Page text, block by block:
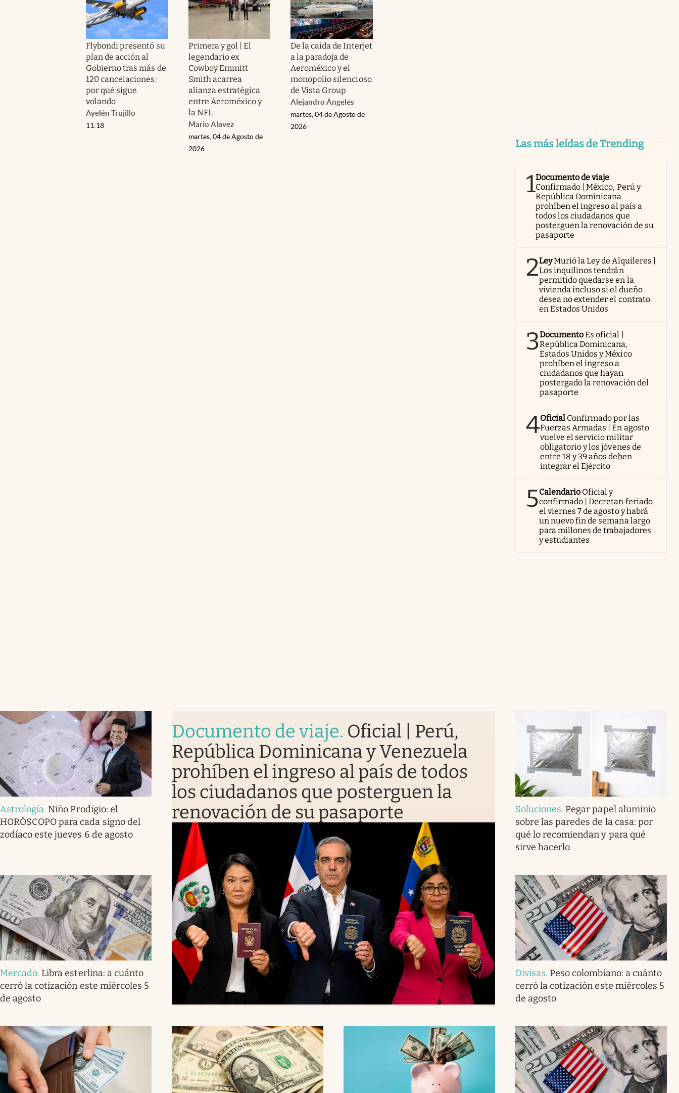
Flybondi presentó su
plan de acción al
Gobierno tras más de
120 cancelaciones:
por qué sigue
volando
Ayelén Trujillo
11:18
Primera y gol | El
legendario ex
Cowboy Emmitt
Smith acarrea
alianza estratégica
entre Aeroméxico y
la NFL
Mario Alavez
martes, 04 de Agosto de
2026
De la caída de Interjet
a la paradoja de
Aeroméxico y el
monopolio silencioso
de Vista Group
Alejandro Ángeles
martes, 04 de Agosto de
2026
Las más leídas de Trending
1Documento de viaje
Confirmado | México, Perú y
República Dominicana
prohíben el ingreso al país a
todos los ciudadanos que
posterguen la renovación de su
pasaporte
2LeyMurió la Ley de Alquileres |
Los inquilinos tendrán
permitido quedarse en la
vivienda incluso si el dueño
desea no extender el contrato
en Estados Unidos
3DocumentoEs oficial |
República Dominicana,
Estados Unidos y México
prohíben el ingreso a
ciudadanos que hayan
postergado la renovación del
pasaporte
4Oficial Confirmado por las
Fuerzas Armadas | En agosto
vuelve el servicio militar
obligatorio y los jóvenes de
entre 18 y 39 años deben
integrar el Ejército
5Calendario Oficial y
confirmado | Decretan feriado
el viernes 7 de agosto y habrá
un nuevo fin de semana largo
para millones de trabajadores
y estudiantes
Astrología. Niño Prodigio: el
HORÓSCOPO para cada signo del
zodíaco este jueves 6 de agosto
Documento de viaje. Oficial | Perú,
República Dominicana y Venezuela
prohíben el ingreso al país de todos
los ciudadanos que posterguen la
renovación de su pasaporte
Soluciones. Pegar papel aluminio
sobre las paredes de la casa: por
qué lo recomiendan y para qué
sirve hacerlo
Mercado. Libra esterlina: a cuánto
cerró la cotización este miércoles 5
de agosto
Divisas. Peso colombiano: a cuánto
cerró la cotización este miércoles 5
de agosto